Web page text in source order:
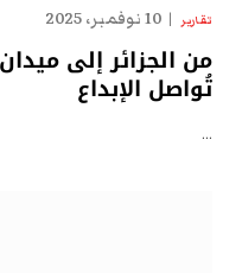
تقارير 10 نوفمبر، 2025
من الجزائر إلى
تُواصل الإبداع
…